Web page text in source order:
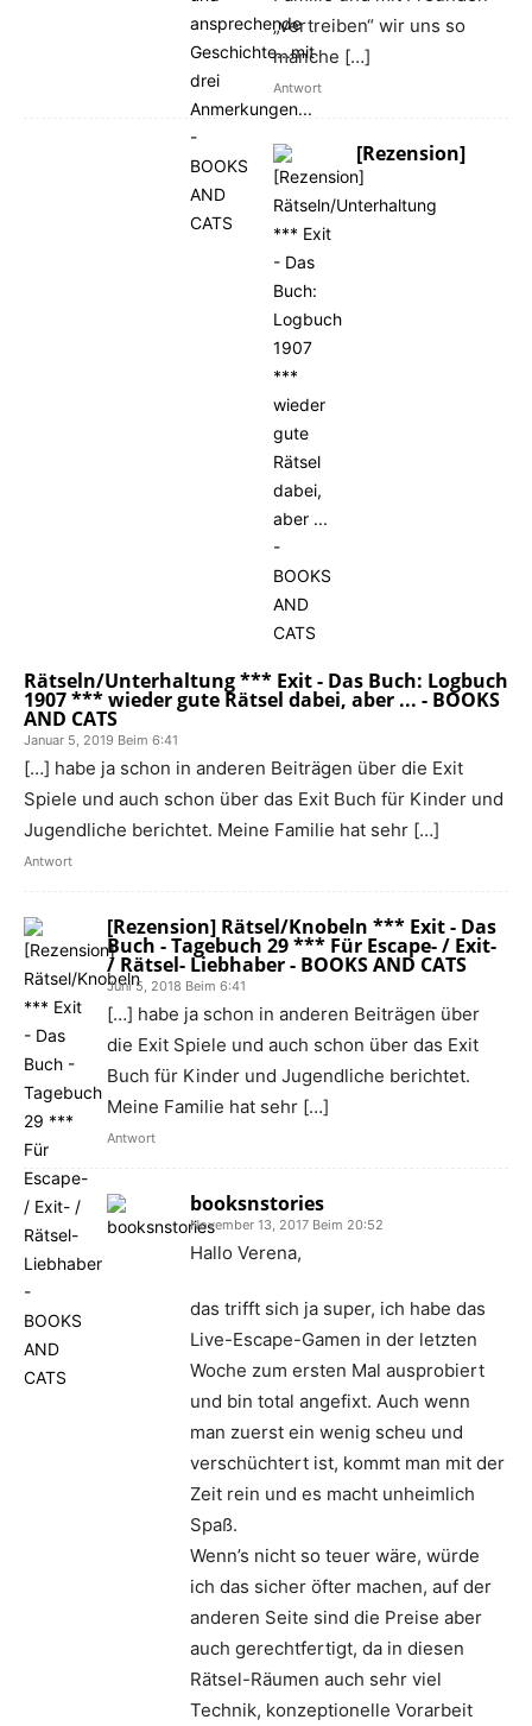
„vertreiben“ wir uns so
manche […]
Antwort
[Rezension]
Rätseln/Unterhaltung *** Exit - Das Buch: Logbuch
1907 *** wieder gute Rätsel dabei, aber ... - BOOKS
AND CATS
Januar 5, 2019 Beim 6:41
[…] habe ja schon in anderen Beiträgen über die Exit
Spiele und auch schon über das Exit Buch für Kinder und
Jugendliche berichtet. Meine Familie hat sehr […]
Antwort
[Rezension] Rätsel/Knobeln *** Exit - Das
Buch - Tagebuch 29 *** Für Escape- / Exit-
/ Rätsel- Liebhaber - BOOKS AND CATS
Juni 5, 2018 Beim 6:41
[…] habe ja schon in anderen Beiträgen über
die Exit Spiele und auch schon über das Exit
Buch für Kinder und Jugendliche berichtet.
Meine Familie hat sehr […]
Antwort
booksnstories
November 13, 2017 Beim 20:52
Hallo Verena,
das trifft sich ja super, ich habe das
Live-Escape-Gamen in der letzten
Woche zum ersten Mal ausprobiert
und bin total angefixt. Auch wenn
man zuerst ein wenig scheu und
verschüchtert ist, kommt man mit der
Zeit rein und es macht unheimlich
Spaß.
Wenn’s nicht so teuer wäre, würde
ich das sicher öfter machen, auf der
anderen Seite sind die Preise aber
auch gerechtfertigt, da in diesen
Rätsel-Räumen auch sehr viel
Technik, konzeptionelle Vorarbeit